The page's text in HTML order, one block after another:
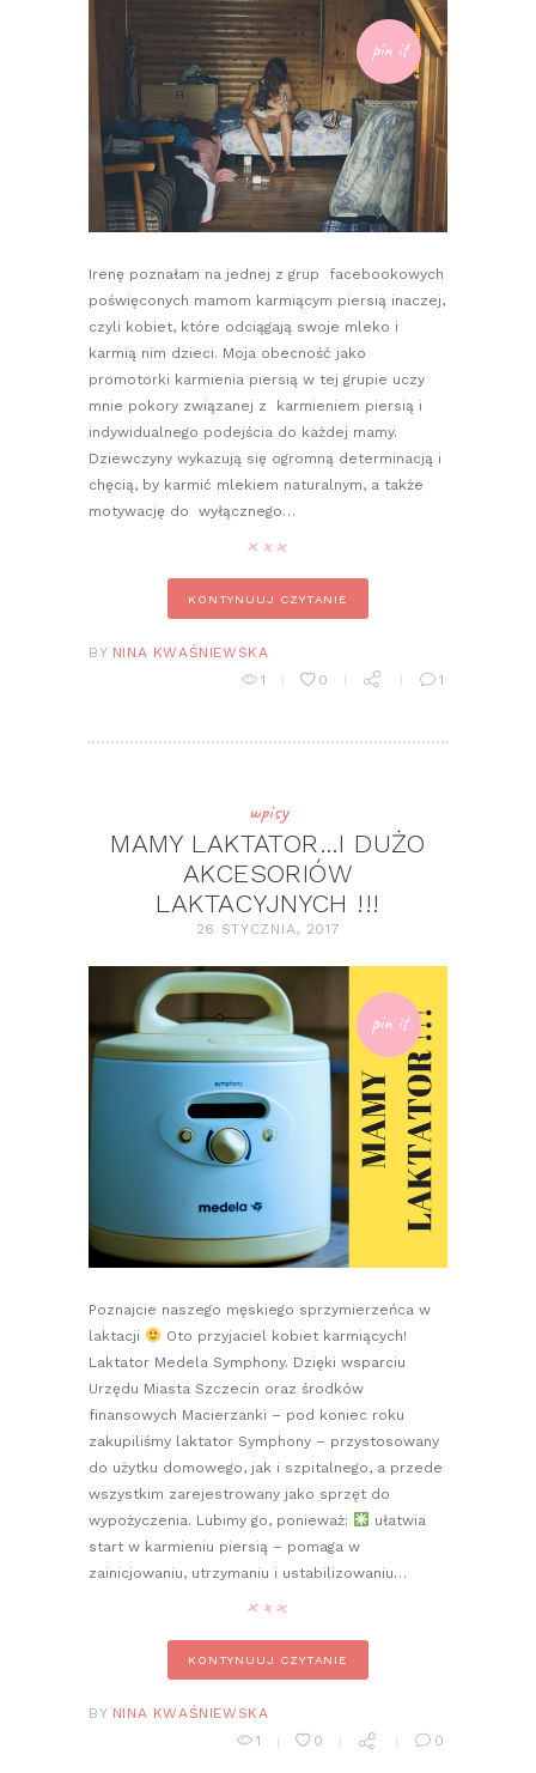
pin it
Irenę poznałam na jednej z grup facebookowych
poświęconych mamom karmiącym piersią inaczej,
czyli kobiet, które odciągają swoje mleko i
karmią nim dzieci. Moja obecność jako
promotorki karmienia piersią w tej grupie uczy
mnie pokory związanej z karmieniem piersią i
indywidualnego podejścia do każdej mamy.
Dziewczyny wykazują się ogromną determinacją i
chęcią, by karmić mlekiem naturalnym, a także
motywację do wyłącznego…
KONTYNUUJ CZYTANIE
BY NINA KWAŚNIEWSKA
1
0 1
wpisy
MAMY LAKTATOR…I DUŻO
AKCESORIÓW
LAKTACYJNYCH !!!
26 STYCZNIA, 2017
pin it
Poznajcie naszego męskiego sprzymierzeńca w
laktacji
Oto przyjaciel kobiet karmiących!
Laktator Medela Symphony. Dzięki wsparciu
Urzędu Miasta Szczecin oraz środków
finansowych Macierzanki – pod koniec roku
zakupiliśmy laktator Symphony – przystosowany
do użytku domowego, jak i szpitalnego, a przede
wszystkim zarejestrowany jako sprzęt do
wypożyczenia. Lubimy go, ponieważ:
ułatwia
start w karmieniu piersią – pomaga w
zainicjowaniu, utrzymaniu i ustabilizowaniu…
KONTYNUUJ CZYTANIE
BY NINA KWAŚNIEWSKA
1
0 0